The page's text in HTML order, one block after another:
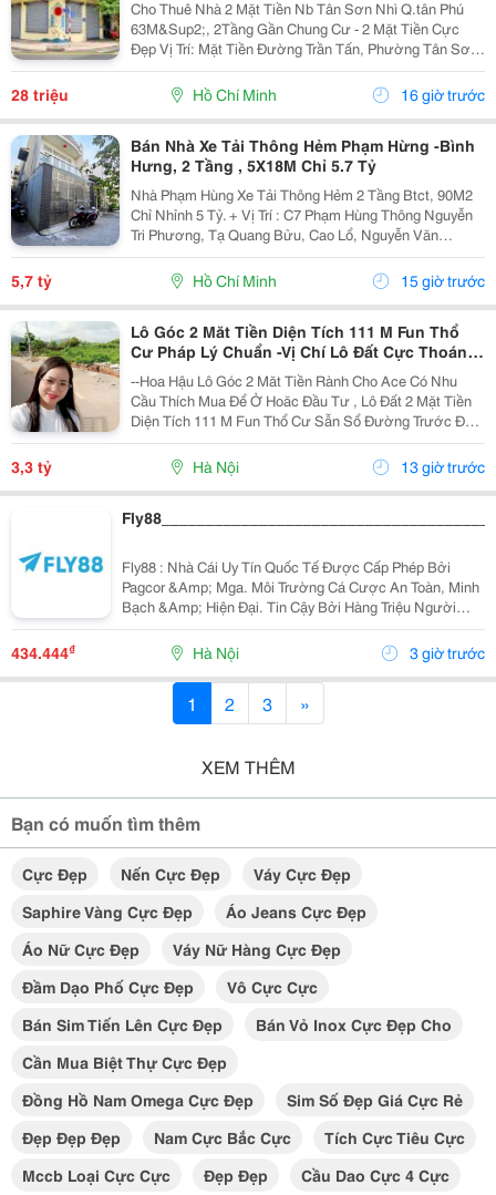
Cho Thuê Nhà 2 Mặt Tiền Nb Tân Sơn Nhì Q.tân Phú
63M&Sup2;, 2Tầng Gần Chung Cư - 2 Mặt Tiền Cực
Đẹp Vị Trí: Mặt Tiền Đường Trần Tấn, Phường Tân Sơn
Nhì, Quận Tân Phú, Tp.hcm Diện Tích: 63M&Sup2;, 9M
X 7M Kết Cấu: Trệt, 1 Lầu &Ndash; Gồm 1...
28 triệu Hồ Chí Minh 16 giờ trước
Bán Nhà Xe Tải Thông Hẻm Phạm Hừng -Bình
Hưng, 2 Tầng , 5X18M Chỉ 5.7 Tỷ
Nhà Phạm Hùng Xe Tải Thông Hẻm 2 Tầng Btct, 90M2
Chỉ Nhỉnh 5 Tỷ. + Vị Trí : C7 Phạm Hùng Thông Nguyễn
Tri Phương, Tạ Quang Bửu, Cao Lổ, Nguyễn Văn
Linh.... + Tiện Ích: Hẻm To Di Chuyển Thuận Tiện Gần
Chợ, Trường Học Các Cấp , Di Chuyển Nhanh Qua...
5,7 tỷ Hồ Chí Minh 15 giờ trước
Lô Góc 2 Măt Tiền Diện Tích 111 M Fun Thổ
Cư Pháp Lý Chuẩn -Vị Chí Lô Đất Cực Thoáng
Mát ,Đất Nằm Mặt Đường Chục
--Hoa Hậu Lô Góc 2 Măt Tiền Rành Cho Ace Có Nhu
Cầu Thích Mua Để Ở Hoăc Đầu Tư , Lô Đất 2 Mặt Tiền
Diện Tích 111 M Fun Thổ Cư Sẫn Sổ Đường Trước Đất
Chuẩn Bị Đang Giải Nhựa Rộng 5,,5 M 2 Ô Tô Tránh
Nhau Vị Trí Đất Sát Trường Học Cấp 1 Thôn Thanh...
3,3 tỷ Hà Nội 13 giờ trước
Fly88 : Nhà Cái Uy Tín Quốc Tế Được Cấp Phép Bởi
Pagcor &Amp; Mga. Môi Trường Cá Cược An Toàn, Minh
Bạch &Amp; Hiện Đại. Tin Cậy Bởi Hàng Triệu Người
Chơi!
434.444₫ Hà Nội 3 giờ trước
1 2 3 »
XEM THÊM
Bạn có muốn tìm thêm
Cực Đẹp Nến Cực Đẹp
Váy Cực Đẹp
Saphire Vàng Cực Đẹp
Áo Jeans Cực Đẹp
Áo Nữ Cực Đẹp
Váy Nữ Hàng Cực Đẹp
Đầm Dạo Phố Cực Đẹp
Vô Cực Cực
Bán Sim Tiến Lên Cực Đẹp
Bán Vỏ Inox Cực Đẹp Cho
Cần Mua Biệt Thự Cực Đẹp
Đồng Hồ Nam Omega Cực Đẹp
Sim Số Đẹp Giá Cực Rẻ
Đẹp Đẹp Đẹp
Nam Cực Bắc Cực
Tích Cực Tiêu Cực
Mccb Loại Cực Cực
Đẹp Đẹp Cầu Dao Cực 4 Cực